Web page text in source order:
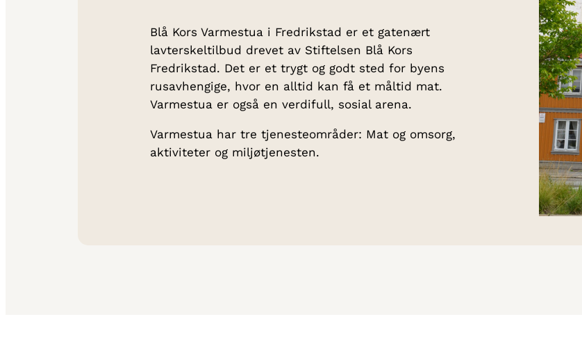
Blå Kors Varmestua i Fredrikstad er et gatenært
lavterskeltilbud drevet av Stiftelsen Blå Kors
Fredrikstad. Det er et trygt og godt sted for byens
rusavhengige, hvor en alltid kan få et måltid mat.
Varmestua er også en verdifull, sosial arena.
Varmestua har tre tjenesteområder: Mat og omsorg,
aktiviteter og miljøtjenesten.